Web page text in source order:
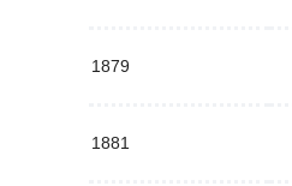
1879
1881